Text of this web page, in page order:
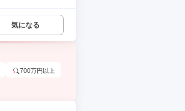
気になる
700万円以上